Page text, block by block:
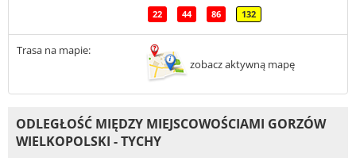
22 44 86 132
Trasa na mapie:
zobacz aktywną mapę
ODLEGŁOŚĆ MIĘDZY MIEJSCOWOŚCIAMI GORZÓW
WIELKOPOLSKI - TYCHY